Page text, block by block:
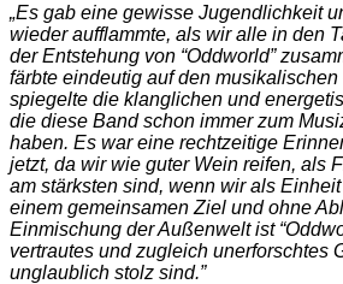
„Es gab eine gewisse Jugendlichkeit
wieder aufflammte, als wir alle in den
der Entstehung von “Oddworld”
färbte eindeutig auf den musikalischen
spiegelte die klanglichen und
die diese Band schon immer zum
haben. Es war eine rechtzeitige
jetzt, da wir wie guter Wein reifen, als
am stärksten sind, wenn wir als
einem gemeinsamen Ziel und ohne
Einmischung der Außenwelt ist
vertrautes und zugleich unerforschtes
unglaublich stolz sind.”